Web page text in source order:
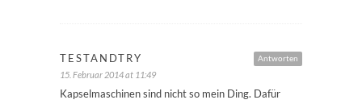
Antworten
TESTANDTRY
15. Februar 2014 at 11:49
Kapselmaschinen sind nicht so mein Ding. Dafür